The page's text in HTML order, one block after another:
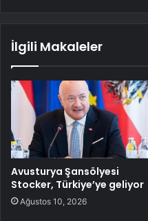
İlgili Makaleler
Avusturya Şansölyesi
Stocker, Türkiye’ye geliyor
Ağustos 10, 2026